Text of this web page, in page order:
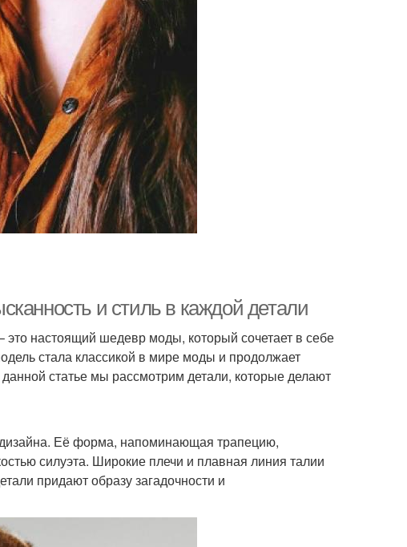
и стиль в каждой детали
настоящий шедевр моды, который сочетает в себе
стала классикой в мире моды и продолжает
статье мы рассмотрим детали, которые делают
Её форма, напоминающая трапецию,
силуэта. Широкие плечи и плавная линия талии
придают образу загадочности и